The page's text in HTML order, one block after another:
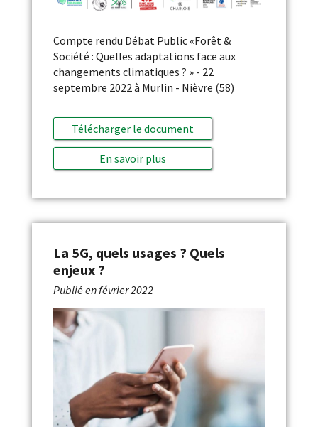
Compte rendu Débat Public «Forêt &
Société : Quelles adaptations face aux
changements climatiques ? » - 22
septembre 2022 à Murlin - Nièvre (58)
Télécharger le document
En savoir plus
La 5G, quels usages ? Quels
enjeux ?
Publié enfévrier 2022